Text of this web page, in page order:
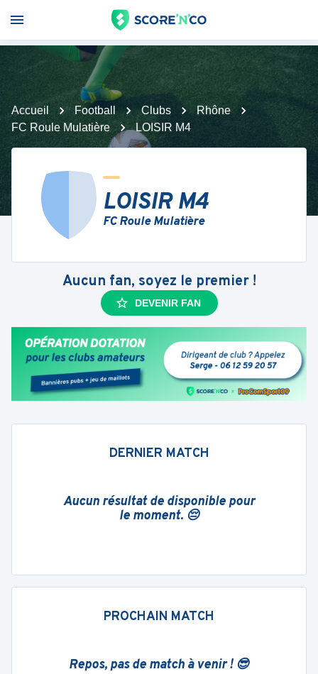
Accueil Football Clubs
Rhône
FC Roule Mulatière
LOISIR M4
LOISIR M4
FC Roule Mulatière
Aucun fan, soyez le premier !
DEVENIR FAN
DERNIER MATCH
Aucun résultat de disponible pour
le moment. 😔
PROCHAIN MATCH
Repos, pas de match à venir ! 😎